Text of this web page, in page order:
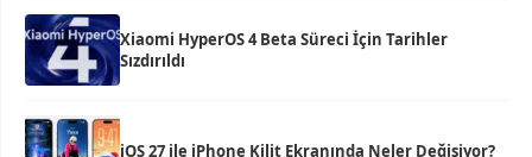
Xiaomi HyperOS 4 Beta Süreci İçin Tarihler
Sızdırıldı
iOS 27 ile iPhone Kilit Ekranında Neler Değişiyor?